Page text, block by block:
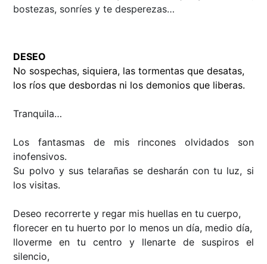
bostezas, sonríes y te desperezas…
DESEO
No sospechas, siquiera, las tormentas que desatas,
los ríos que desbordas ni los demonios que liberas.
Tranquila…
Los fantasmas de mis rincones olvidados son
inofensivos.
Su polvo y sus telarañas se desharán con tu luz, si
los visitas.
Deseo recorrerte y regar mis huellas en tu cuerpo,
florecer en tu huerto por lo menos un día, medio día,
lloverme en tu centro y llenarte de suspiros el
silencio,